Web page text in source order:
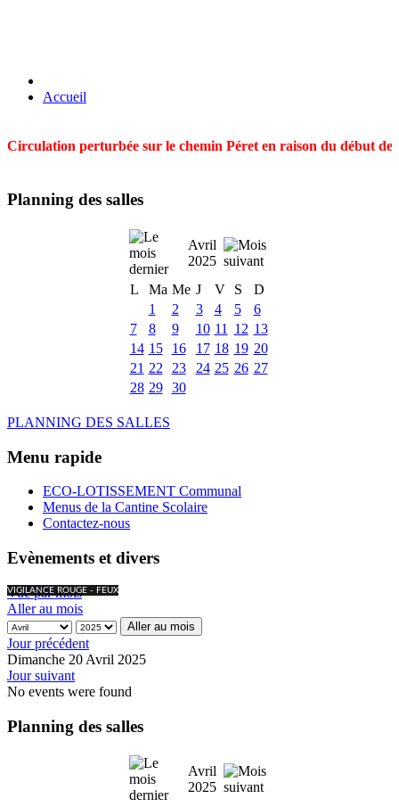
Accueil
Circulation perturbée sur le chemin Péret en raison du début
Planning des salles
Avril
2025
L
Ma Me J V S
D
1
2 3 4 5
6
7
8 9 10 11 12 13
14 15 16 17 18 19 20
21 22 23 24 25 26 27
28 29 30
PLANNING DES SALLES
Menu rapide
ECO-LOTISSEMENT Communal
Menus de la Cantine Scolaire
Contactez-nous
Evènements et divers
VIGILANCE ROUGE - FEUX
Vue par mois
Aller au mois
Aller au mois
Jour précédent
Dimanche 20 Avril 2025
Jour suivant
No events were found
Planning des salles
Avril
2025